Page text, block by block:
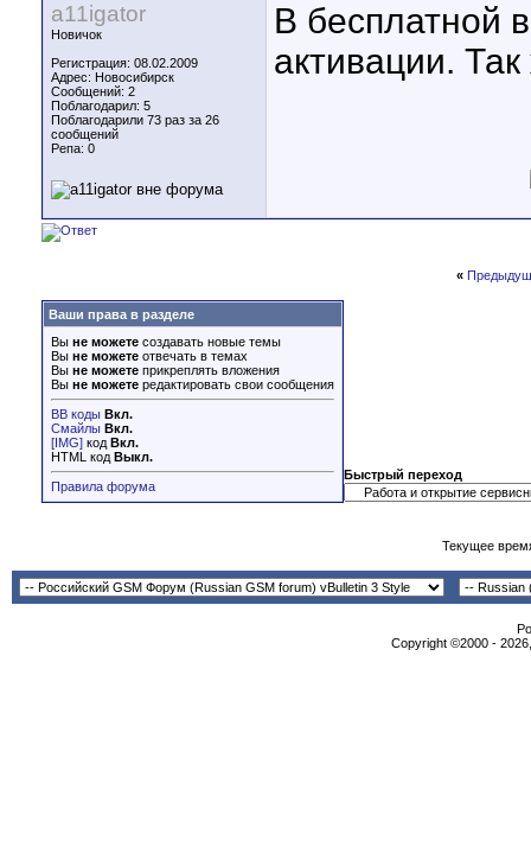
a11igator
Новичок
Регистрация: 08.02.2009
Адрес: Новосибирск
Сообщений: 2
Поблагодарил: 5
Поблагодарили 73 раз за 26
сообщений
Репа: 0
В бесплатной
активации.
«
Ваши права в разделе
Вы не можете создавать новые темы
Вы не можете отвечать в темах
Вы не можете прикреплять вложения
Вы не можете редактировать свои сообщения
BB коды Вкл.
Смайлы Вкл.
[IMG] код Вкл.
HTML код Выкл.
Правила форума
Быстрый переход
Текущее
Copyright ©2000 -